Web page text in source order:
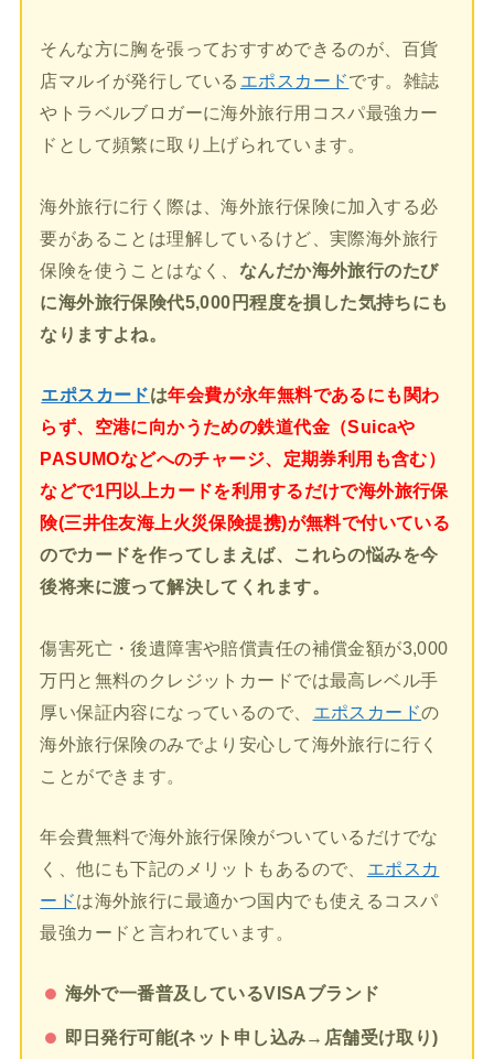
そんな方に胸を張っておすすめできるのが、百貨
店マルイが発行している エポスカードです。雑誌
やトラベルブロガーに海外旅行用コスパ最強カー
ドとして頻繁に取り上げられています。
海外旅行に行く際は、海外旅行保険に加入する必
要があることは理解しているけど、実際海外旅行
保険を使うことはなく、 なんだか海外旅行のたび
に海外旅行保険代5,000円程度を損した気持ちにも
なりますよね。
エポスカードは年会費が永年無料であるにも関わ
らず、空港に向かうための鉄道代金（Suicaや
PASUMOなどへのチャージ、定期券利用も含む）
などで1円以上カードを利用するだけで海外旅行保
険(三井住友海上火災保険提携)が無料で付いている
のでカードを作ってしまえば、これらの悩みを今
後将来に渡って解決してくれます。
傷害死亡・後遺障害や賠償責任の補償金額が3,000
万円と無料のクレジットカードでは最高レベル手
厚い保証内容になっているので、
エポスカードの
海外旅行保険のみでより安心して海外旅行に行く
ことができます。
年会費無料で海外旅行保険がついているだけでな
く、他にも下記のメリットもあるので、
エポスカ
ードは海外旅行に最適かつ国内でも使えるコスパ
最強カードと言われています。
海外で一番普及しているVISAブランド
即日発行可能(ネット申し込み→店舗受け取り)